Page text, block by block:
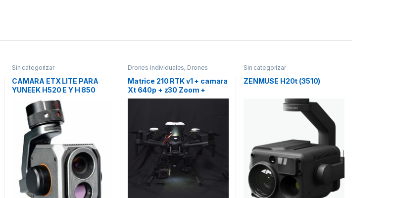
Sin categorizar
CAMARA ETX LITE PARA
YUNEEK H520 E Y H 850
Drones Individuales, Drones
Matrice 210 RTK v1 + camara
Xt 640p + z30 Zoom +
Paracaidas parazero (1792)
Sin categorizar
ZENMUSE H20t (3510)